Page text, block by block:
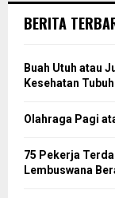
BERITA
Buah Utuh atau
Kesehatan
Olahraga Pagi
75 Pekerja
Lembuswana